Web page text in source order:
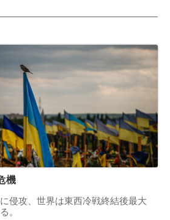
機
侵攻、世界は東西冷戦終結後最大
。